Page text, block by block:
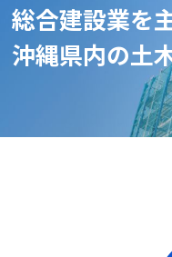
総合建設業を
沖縄県内の土